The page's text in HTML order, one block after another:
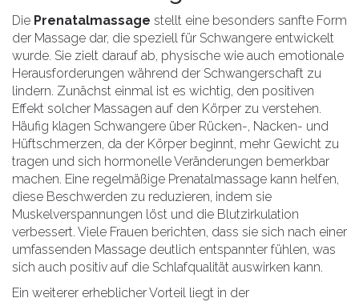
Die Prenatalmassage stellt eine besonders sanfte Form
der Massage dar, die speziell für Schwangere entwickelt
wurde. Sie zielt darauf ab, physische wie auch emotionale
Herausforderungen während der Schwangerschaft zu
lindern. Zunächst einmal ist es wichtig, den positiven
Effekt solcher Massagen auf den Körper zu verstehen.
Häufig klagen Schwangere über Rücken-, Nacken- und
Hüftschmerzen, da der Körper beginnt, mehr Gewicht zu
tragen und sich hormonelle Veränderungen bemerkbar
machen. Eine regelmäßige Prenatalmassage kann helfen,
diese Beschwerden zu reduzieren, indem sie
Muskelverspannungen löst und die Blutzirkulation
verbessert. Viele Frauen berichten, dass sie sich nach einer
umfassenden Massage deutlich entspannter fühlen, was
sich auch positiv auf die Schlafqualität auswirken kann.
Ein weiterer erheblicher Vorteil liegt in der